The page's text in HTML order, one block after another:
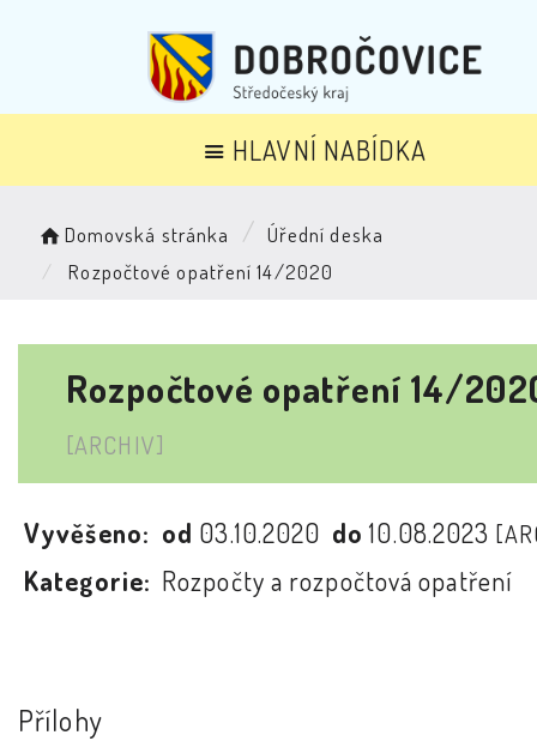
HLAVNÍ NABÍDKA
Domovská stránka
Úřední deska
Rozpočtové opatření 14/2020
Rozpočtové opatření 14/
[ARCHIV]
Vyvěšeno: od 03.10.2020 do10.08.2023
Kategorie: Rozpočty a rozpočtová opatření
Přílohy